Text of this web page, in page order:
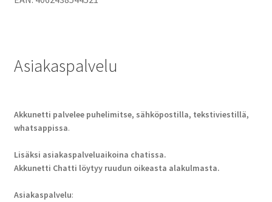
Asiakaspalvelu
Akkunetti palvelee puhelimitse, sähköpostilla, tekstiviestillä,
whatsappissa.
Lisäksi asiakaspalveluaikoina chatissa.
Akkunetti Chatti löytyy ruudun oikeasta alakulmasta.
Asiakaspalvelu: